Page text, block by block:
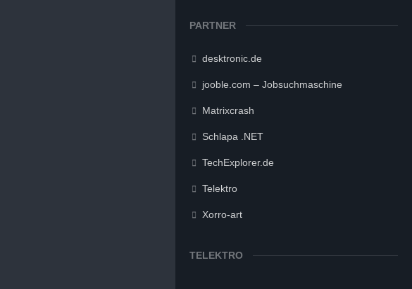
PARTNER
desktronic.de
jooble.com – Jobsuchmaschine
Matrixcrash
Schlapa .NET
TechExplorer.de
Telektro
Xorro-art
TELEKTRO